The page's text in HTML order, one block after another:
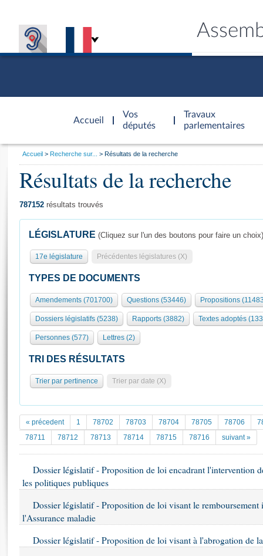
Accueil
d'accueil
Vos
députés
Travaux
parlementaires
Présidence
577 députés
Groupes politiques
Élections législatives
Séance publique
Commissions et autres organes
Europe et International
Contrôle et évaluation
Congrès
Pétitions
Documents parlementaires
Projets de loi
Textes adoptés
Rapports législatifs
Général
Rôle et pouvoirs de l'Assemblée
Organisation de l'Assemblée
Présidence Conférence des Présidents Bureau Collège des
Statistiques et chiffres clés
Transparence et déontologie
Histoire
Juniors
Anciennes législatures
Liens vers les sites publics
Visiter l'Assemblée
Visite virtuelle du palais Bourbon
Assister à une séance
Accès des chercheurs à l’Assemblée
Les évènements
Les archives
Contacts et plan d'accès
Vous
Accueil Recherche sur... Résultats de la recherche
Résultats de la recherche
787152 résultats trouvés
LÉGISLATURE (Cliquez sur l'un des boutons pour faire un choix)
17e législature Précédentes législatures (X)
TYPES DE DOCUMENTS
Amendements (701700) Questions (53446) Propositions
Dossiers législatifs (5238) Rapports (3882) Textes adoptés
Personnes (577) Lettres (2)
TRI DES RÉSULTATS
Trier par pertinence Trier par date (X)
« précedent 1 78702 78703 78704 78705 78706
78711
78712 78713 78714 78715 78716 suivant »
Dossier législatif - Proposition de loi encadrant l'intervention
les politiques publiques
Dossier législatif - Proposition de loi visant le remboursement
l'Assurance maladie
Dossier législatif - Proposition de loi visant à l'abrogation de